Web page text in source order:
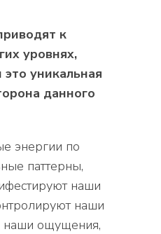
к
уровнях,
уникальная
данного
энергии по
паттерны,
наши
наши
наши ощущения,